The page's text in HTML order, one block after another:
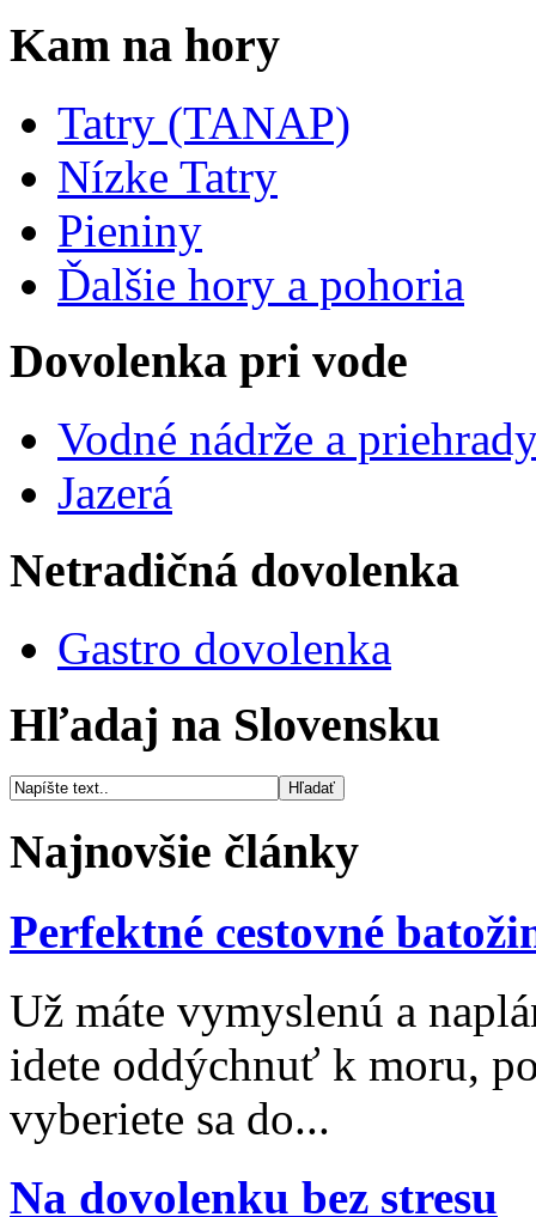
Kam na hory
Tatry (TANAP)
Nízke Tatry
Pieniny
Ďalšie hory a pohoria
Dovolenka pri vode
Vodné nádrže a
Jazerá
Netradičná dovolenka
Gastro dovolenka
Hľadaj na Slovensku
Najnovšie články
Perfektné cestovné
Už máte vymyslenú a
idete oddýchnuť k moru,
vyberiete sa do...
Na dovolenku bez stresu